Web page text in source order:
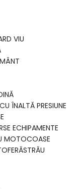
VIU
ÎNALTĂ PRESIUNE
ECHIPAMENTE
MOTOCOASE